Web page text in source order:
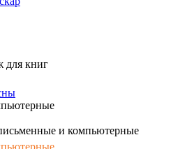
для книг
и компьютерные